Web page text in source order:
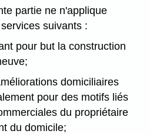
partie ne n'applique
suivants :
pour but la construction
domiciliaires
pour des motifs liés
du propriétaire
du domicile;